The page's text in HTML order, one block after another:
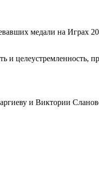
медали на Играх
и целеустремленность,
и Виктории